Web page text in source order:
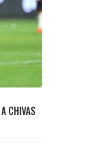
CHIVAS